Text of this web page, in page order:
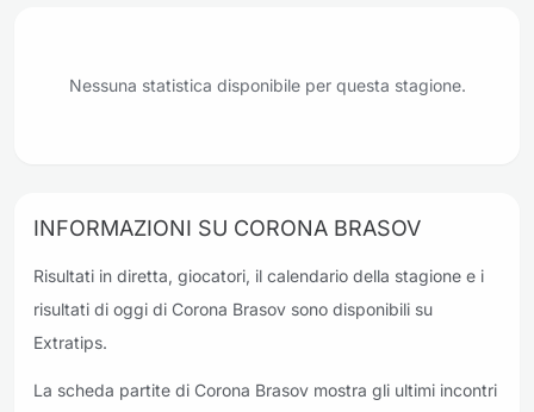
Nessuna statistica disponibile per questa stagione.
INFORMAZIONI SU CORONA BRASOV
Risultati in diretta, giocatori, il calendario della stagione e i
risultati di oggi di Corona Brasov sono disponibili su
Extratips.
La scheda partite di Corona Brasov mostra gli ultimi incontri